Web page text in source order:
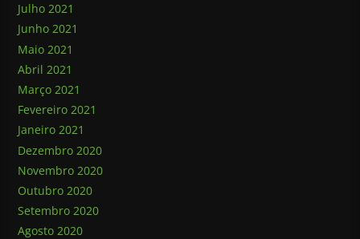
Julho 2021
Junho 2021
Maio 2021
Abril 2021
Março 2021
Fevereiro 2021
Janeiro 2021
Dezembro 2020
Novembro 2020
Outubro 2020
Setembro 2020
Agosto 2020